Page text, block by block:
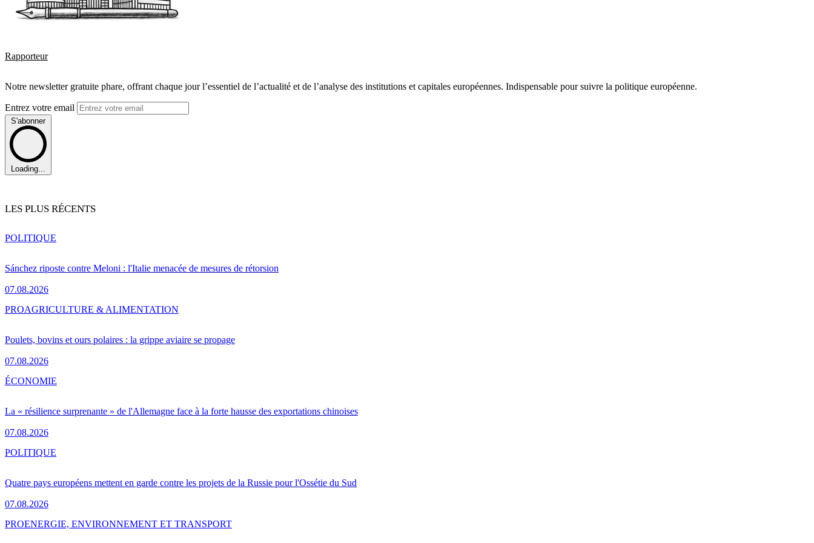
Rapporteur
Notre newsletter gratuite phare, offrant chaque jour l’essentiel de l’actualité et de l’analyse des institutions et capitales européennes. Indispensable pour suivre la politique européenne.
Entrez votre email
S'abonner
Loading...
LES PLUS RÉCENTS
Sánchez riposte contre Meloni : l'Italie menacée de mesures de rétorsion
07.08.2026
POLITIQUE
Poulets, bovins et ours polaires : la grippe aviaire se propage
07.08.2026
PROAGRICULTURE & ALIMENTATION
La « résilience surprenante » de l'Allemagne face à la forte hausse des exportations chinoises
07.08.2026
ÉCONOMIE
Quatre pays européens mettent en garde contre les projets de la Russie pour l'Ossétie du Sud
07.08.2026
POLITIQUE
PROENERGIE, ENVIRONNEMENT ET TRANSPORT